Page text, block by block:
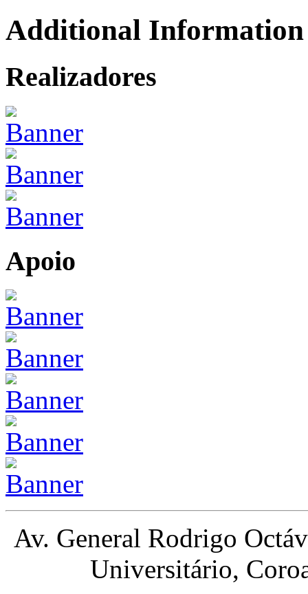
Additional Information
Realizadores
Apoio
Av. General Rodrigo
Universitário,